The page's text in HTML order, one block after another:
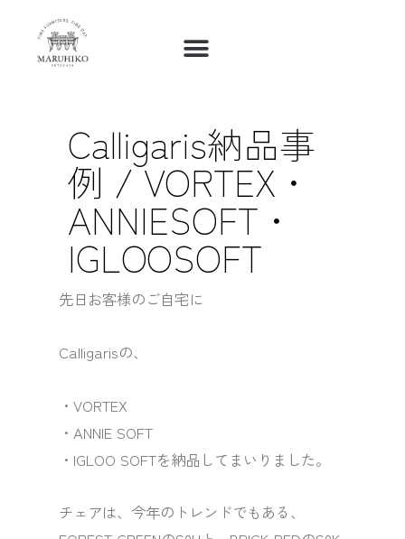
Calligaris納品事
例 / VORTEX・
ANNIESOFT・
IGLOOSOFT
先日お客様のご自宅に
Calligarisの、
・VORTEX
・ANNIE SOFT
・IGLOO SOFTを納品してまいりました。
チェアは、今年のトレンドでもある、